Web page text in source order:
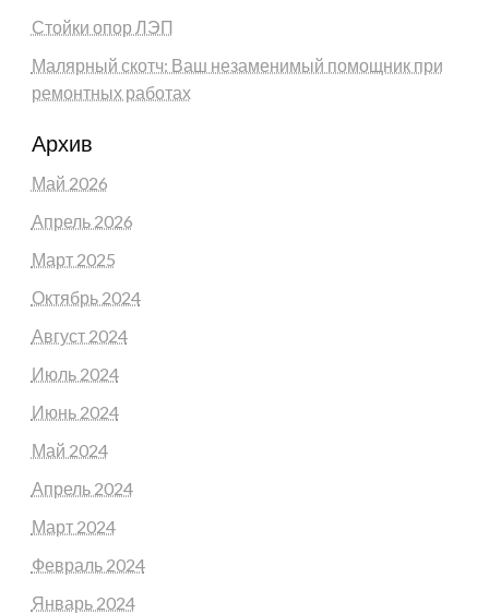
Стойки опор ЛЭП
Малярный скотч: Ваш незаменимый помощник при
ремонтных работах
Архив
Май 2026
Апрель 2026
Март 2025
Октябрь 2024
Август 2024
Июль 2024
Июнь 2024
Май 2024
Апрель 2024
Март 2024
Февраль 2024
Январь 2024